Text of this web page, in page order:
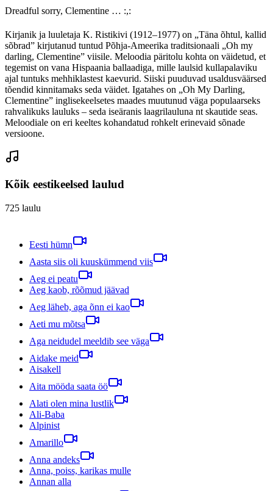
Dreadful sorry, Clementine … :,:
Kirjanik ja luuletaja K. Ristikivi (1912–1977) on „Täna õhtul, kallid
sõbrad” kirjutanud tuntud Põhja-Ameerika traditsionaali „Oh my
darling, Clementine” viisile. Meloodia päritolu kohta on väidetud, et
tegemist on vana Hispaania ballaadiga, mille laulsid kullapalaviku
ajal tuntuks mehhiklastest kaevurid. Siiski puuduvad usaldusväärsed
tõendid kinnitamaks seda väidet. Igatahes on „Oh My Darling,
Clementine” inglisekeelsetes maades muutunud väga populaarseks
rahvalikuks lauluks – seda iseäranis laagrilauluna nt skautide seas.
Meloodiale on eri keeltes kohandatud rohkelt erinevaid sõnade
versioone.
Kõik eestikeelsed laulud
725 laulu
Eesti hümn
Aasta siis oli kuuskümmend viis
Aeg ei peatu
Aeg kaob, rõõmud jäävad
Aeg läheb, aga õnn ei kao
Aeti mu mõtsa
Aga neidudel meeldib see väga
Aidake meid
Aisakell
Aita mööda saata öö
Alati olen mina lustlik
Ali-Baba
Alpinist
Amarillo
Anna andeks
Anna, poiss, karikas mulle
Annan alla